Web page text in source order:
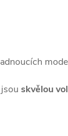
skvělou